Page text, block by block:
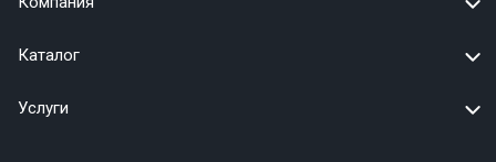
Каталог
Услуги